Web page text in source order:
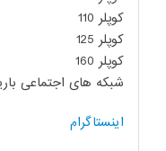
کوپلر 110
کوپلر 125
کوپلر 160
شبکه های اجتماعی
اینستاگرام